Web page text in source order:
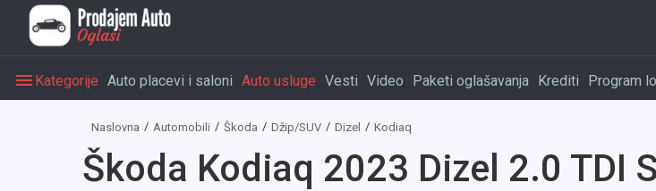
Kategorije Auto placevi i saloni Auto usluge Vesti Video Paketi oglašavanja Krediti Program
Naslovna Automobili Škoda Džip/SUV Dizel Kodiaq
Škoda Kodiaq 2023 Dizel 2.0 TDI